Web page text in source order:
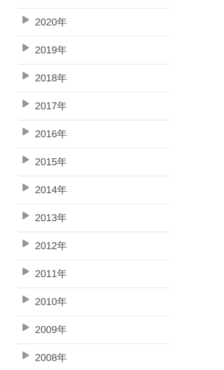
2020年
2019年
2018年
2017年
2016年
2015年
2014年
2013年
2012年
2011年
2010年
2009年
2008年